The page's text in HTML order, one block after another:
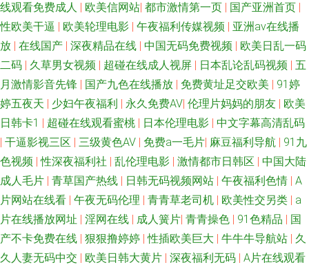
夜福利第一区日韩 九一免费看片 91传媒在线观看 91福利在线导航 国产网站
久久 91白丝免费在线观看 黄色苍库 91福利淫导航 男人天堂色91N 国产玖玖
精品 91传媒在线免费看 九一干逼视频 在线不卡a 亚洲骚逼网 女同拉拉 91社
永久入口 蜜桃视频免费在线观看 91另类精品日韩欧美 激情啪啪在线观看91
戒wwwwwww 91在线艹精品 欧美牛b叉视频 福利涩91 91成人一级片 日韩不
卡在线乱码人妻 国产精品91福利视频 91强奸 亚洲精品五月婷婷 国产91系列
在线播放 影音先锋AV成人片 人人操人人 91字幕中文视频 91色摸 久久一久
线观看免费成人 | 欧美信网站| 都市激情第一页 | 国产亚洲首页 |
性欧美干逼 | 欧美轮理电影 | 午夜福利传媒视频 | 亚洲av在线播
放 | 在线国产 | 深夜精品在线 | 中国无码免费视频 | 欧美日乱一码
二码 | 久草男女视频 | 超碰在线成人视屏 | 日本乱论乱码视频 | 五
月激情影音先锋 | 国产九色在线播放 | 免费黄址足交欧美 | 91婷
婷五夜天 | 少妇午夜福利 | 永久免费AV| 伦理片妈妈的朋友 | 欧美
日韩卡1 | 超碰在线观看蜜桃 | 日本伦理电影 | 中文字幕高清乱码
| 干逼影视三区 | 三级黄色AV | 免费a一毛片| 麻豆福利导航 | 91九
色视频 |性深夜福利社 | 乱伦理电影 | 激情都市日韩区 | 中国大陆
成人毛片 | 青草国产热线 | 日韩无码视频网站 | 午夜福利色情 | A
片网站在线看 | 午夜无码伦理 | 青青草老司机 | 欧美性交另类 | a
片在线播放网址 | 淫网在线 | 成人簧片| 青青操色 | 91色精品 | 国
产不卡免费在线 | 狠狠撸婷婷 |性插欧美巨大 | 牛牛牛导航站 | 久
久人妻无码中交 | 欧美日韩大黄片 | 深夜福利无码 | A片在线观看